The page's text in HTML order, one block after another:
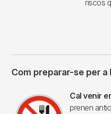
riscos
Com preparar-se per a
Imagen Cal venir
prenen